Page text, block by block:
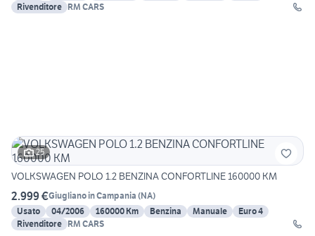
Rivenditore RM CARS
25
VOLKSWAGEN POLO 1.2 BENZINA CONFORTLINE 160000 KM
2.999 €Giugliano in Campania (NA)
Usato
04/2006 160000 Km Benzina Manuale
Euro 4
Rivenditore RM CARS